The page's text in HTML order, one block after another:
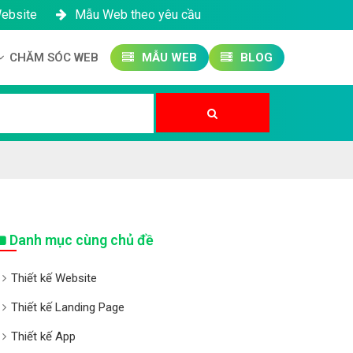
Mẫu Web theo yêu cầu
CHĂM SÓC WEB MẪU WEB BLOG
Danh mục cùng chủ đề
Thiết kế Website
Thiết kế Landing Page
Thiết kế App